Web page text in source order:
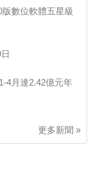
數位軟體五星級
4月達2.42億元年
更多新聞 »